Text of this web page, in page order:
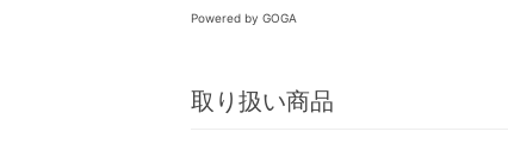
Powered by GOGA
取り扱い商品